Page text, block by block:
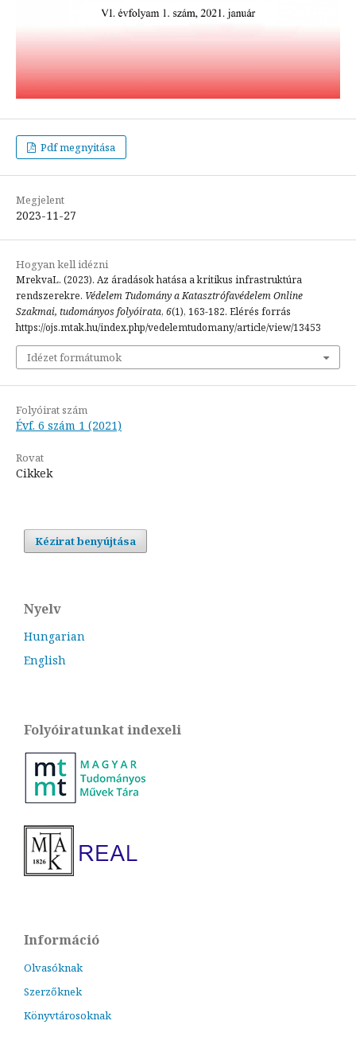
Pdf megnyitása
Megjelent
2023-11-27
Hogyan kell idézni
MrekvaL. (2023). Az áradások hatása a kritikus infrastruktúra
rendszerekre. Védelem Tudomány a Katasztrófavédelem Online
Szakmai, tudományos folyóirata, 6(1), 163-182. Elérés forrás
https://ojs.mtak.hu/index.php/vedelemtudomany/article/view/13453
Idézet formátumok
Folyóirat szám
Évf. 6 szám 1 (2021)
Rovat
Cikkek
Kézirat benyújtása
Nyelv
Hungarian
English
Folyóiratunkat indexeli
Információ
Olvasóknak
Szerzőknek
Könyvtárosoknak